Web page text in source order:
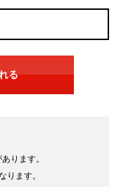
ります。
ります。